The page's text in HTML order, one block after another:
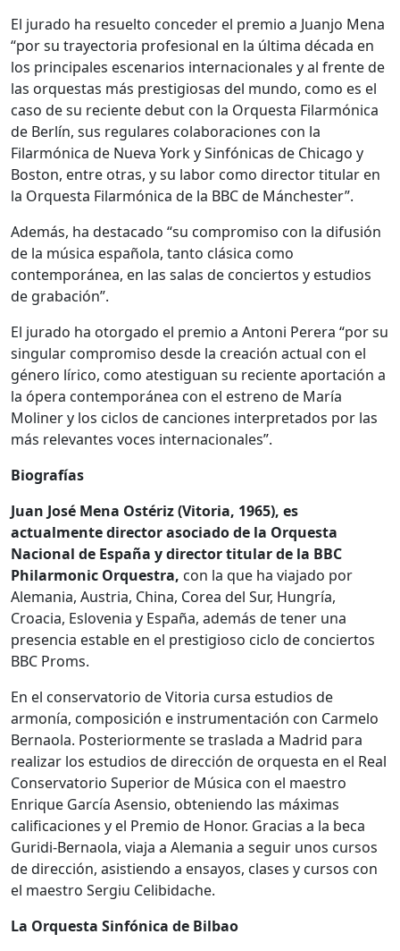
El jurado ha resuelto conceder el premio a Juanjo Mena
“por su trayectoria profesional en la última década en
los principales escenarios internacionales y al frente de
las orquestas más prestigiosas del mundo, como es el
caso de su reciente debut con la Orquesta Filarmónica
de Berlín, sus regulares colaboraciones con la
Filarmónica de Nueva York y Sinfónicas de Chicago y
Boston, entre otras, y su labor como director titular en
la Orquesta Filarmónica de la BBC de Mánchester”.
Además, ha destacado “su compromiso con la difusión
de la música española, tanto clásica como
contemporánea, en las salas de conciertos y estudios
de grabación”.
El jurado ha otorgado el premio a Antoni Perera “por su
singular compromiso desde la creación actual con el
género lírico, como atestiguan su reciente aportación a
la ópera contemporánea con el estreno de María
Moliner y los ciclos de canciones interpretados por las
más relevantes voces internacionales”.
Biografías
Juan José Mena Ostériz (Vitoria, 1965), es
actualmente director asociado de la Orquesta
Nacional de España y director titular de la BBC
Philarmonic Orquestra, con la que ha viajado por
Alemania, Austria, China, Corea del Sur, Hungría,
Croacia, Eslovenia y España, además de tener una
presencia estable en el prestigioso ciclo de conciertos
BBC Proms.
En el conservatorio de Vitoria cursa estudios de
armonía, composición e instrumentación con Carmelo
Bernaola. Posteriormente se traslada a Madrid para
realizar los estudios de dirección de orquesta en el Real
Conservatorio Superior de Música con el maestro
Enrique García Asensio, obteniendo las máximas
calificaciones y el Premio de Honor. Gracias a la beca
Guridi-Bernaola, viaja a Alemania a seguir unos cursos
de dirección, asistiendo a ensayos, clases y cursos con
el maestro Sergiu Celibidache.
La Orquesta Sinfónica de Bilbao